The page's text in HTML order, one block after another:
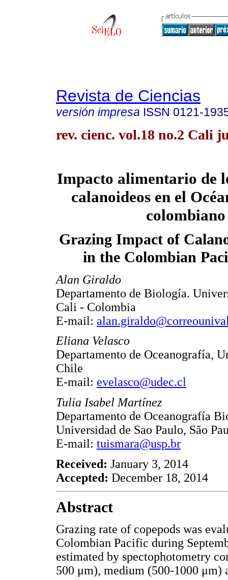
Revista de Ciencias
versión impresa ISSN 0121-
rev. cienc. vol.18 no.2 Cali
Impacto alimentario de
calanoideos en el
colombiano
Grazing Impact of
in the Colombian
Alan Giraldo
Departamento de Biología.
Cali - Colombia
E-mail:
Eliana Velasco
Departamento de Oceanografía,
Chile
E-mail: evelasco@udec.cl
Tulia Isabel Martínez
Departamento de Oceanografía
Universidad de Sao Paulo, São
E-mail: tuismara@usp.br
Received: January 3, 2014
Accepted: December 18, 2014
Abstract
Grazing rate of copepods was
Colombian Pacific during
estimated by spectophotometry
500 μm), medium (500-1000 μm)